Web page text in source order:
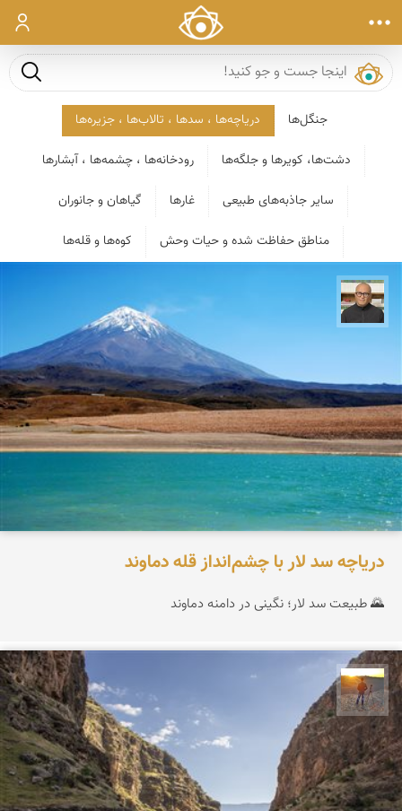
ورود
جست و
جنگل‌ها دریاچه‌ها ، سدها ، تالاب‌ها ، جزیره‌ها
دشت‌ها، کویرها و جلگه‌ها رودخانه‌ها ، چشمه‌ها ، آبشارها
سایر جاذبه‌های طبیعی غارها گیاهان و جانوران
مناطق حفاظت شده و حیات وحش کوه‌ها و قله‌ها
دریاچه سد لار با چشم‌انداز قله دماوند
🌄 طبیعت سد لار؛ نگینی در دامنه دماوند
مهدی مخلصیان